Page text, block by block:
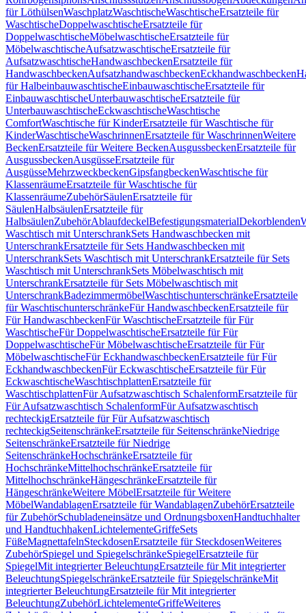
für LöthülsenWaschplatzWaschtischeWaschtischeErsatzteile für
WaschtischeDoppelwaschtischeErsatzteile für
DoppelwaschtischeMöbelwaschtischeErsatzteile für
MöbelwaschtischeAufsatzwaschtischeErsatzteile für
AufsatzwaschtischeHandwaschbeckenErsatzteile für
HandwaschbeckenAufsatzhandwaschbeckenEckhandwaschbecken
für HalbeinbauwaschtischeEinbauwaschtischeErsatzteile für
EinbauwaschtischeUnterbauwaschtischeErsatzteile für
UnterbauwaschtischeEckwaschtischeWaschtische
ComfortWaschtische für KinderErsatzteile für Waschtische für
KinderWaschtischeWaschrinnenErsatzteile für WaschrinnenWeitere
BeckenErsatzteile für Weitere BeckenAusgussbeckenErsatzteile für
AusgussbeckenAusgüsseErsatzteile für
AusgüsseMehrzweckbeckenGipsfangbeckenWaschtische für
KlassenräumeErsatzteile für Waschtische für
KlassenräumeZubehörSäulenErsatzteile für
SäulenHalbsäulenErsatzteile für
HalbsäulenZubehörAblaufdeckelBefestigungsmaterialDekorblenden
Waschtisch mit UnterschrankSets Handwaschbecken mit
UnterschrankErsatzteile für Sets Handwaschbecken mit
UnterschrankSets Waschtisch mit UnterschrankErsatzteile für Sets
Waschtisch mit UnterschrankSets Möbelwaschtisch mit
UnterschrankErsatzteile für Sets Möbelwaschtisch mit
UnterschrankBadezimmermöbelWaschtischunterschränkeErsatzteile
für WaschtischunterschränkeFür HandwaschbeckenErsatzteile für
Für HandwaschbeckenFür WaschtischeErsatzteile für Für
WaschtischeFür DoppelwaschtischeErsatzteile für Für
DoppelwaschtischeFür MöbelwaschtischeErsatzteile für Für
MöbelwaschtischeFür EckhandwaschbeckenErsatzteile für Für
EckhandwaschbeckenFür EckwaschtischeErsatzteile für Für
EckwaschtischeWaschtischplattenErsatzteile für
WaschtischplattenFür Aufsatzwaschtisch SchalenformErsatzteile für
Für Aufsatzwaschtisch SchalenformFür Aufsatzwaschtisch
rechteckigErsatzteile für Für Aufsatzwaschtisch
rechteckigSeitenschränkeErsatzteile für SeitenschränkeNiedrige
SeitenschränkeErsatzteile für Niedrige
SeitenschränkeHochschränkeErsatzteile für
HochschränkeMittelhochschränkeErsatzteile für
MittelhochschränkeHängeschränkeErsatzteile für
HängeschränkeWeitere MöbelErsatzteile für Weitere
MöbelWandablagenErsatzteile für WandablagenZubehörErsatzteile
für ZubehörSchubladeneinsätze und OrdnungsboxenHandtuchhalter
und HandtuchhakenLichtelementeGriffeSets
FüßeMagnettafelnSteckdosenErsatzteile für SteckdosenWeiteres
ZubehörSpiegel und SpiegelschränkeSpiegelErsatzteile für
SpiegelMit integrierter BeleuchtungErsatzteile für Mit integrierter
BeleuchtungSpiegelschränkeErsatzteile für SpiegelschränkeMit
integrierter BeleuchtungErsatzteile für Mit integrierter
BeleuchtungZubehörLichtelementeGriffeWeiteres